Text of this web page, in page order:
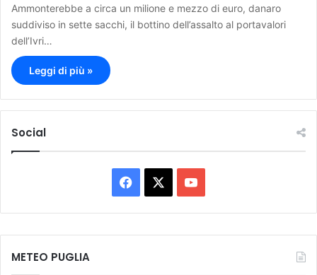
Ammonterebbe a circa un milione e mezzo di euro, danaro
suddiviso in sette sacchi, il bottino dell’assalto al portavalori
dell’Ivri…
Leggi di più »
Social
a
c
o
u
METEO PUGLIA